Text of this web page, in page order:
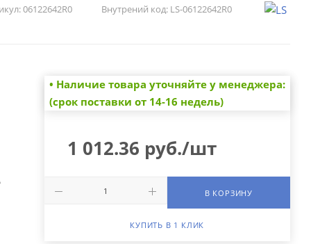
06122642R0 Внутрений код: LS-06122642R0
• Наличие товара уточняйте у менеджера:
(срок поставки от 14-16 недель)
1 012.36 руб./шт
В КОРЗИНУ
КУПИТЬ В 1 КЛИК